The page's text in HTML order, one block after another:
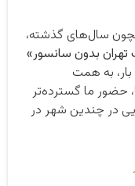
سال‌های گذشته،
تهران بدون سانسور»
به همت
حضور ما گسترده‌تر
در چندین شهر در